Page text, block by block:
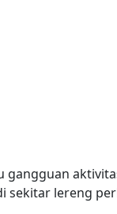
sekitar lereng